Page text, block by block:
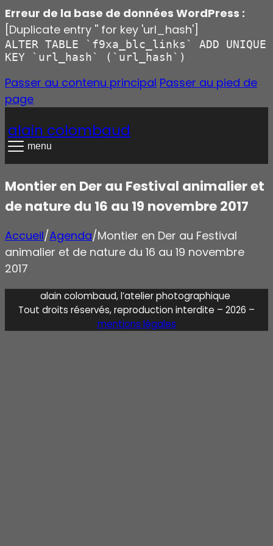
Erreur de la base de données WordPress :
[Duplicate entry '' for key 'url_hash']
ALTER TABLE `f9xa_blc_links` ADD UNIQUE
KEY `url_hash` (`url_hash`)
Passer au contenu principal Passer au pied de
page
alain colombaud
menu
Montier en Der au Festival animalier et
de nature du 16 au 19 novembre 2017
Accueil/Agenda/Montier en Der au Festival
animalier et de nature du 16 au 19 novembre
2017
alain colombaud, l’atelier photographique
Tout droits réservés, reproduction interdite – 2026 –
mentions légales